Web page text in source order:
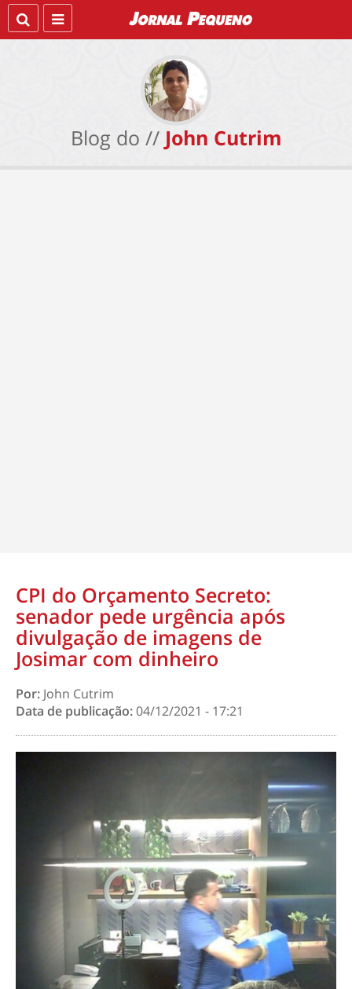
Blog do // John Cutrim
CPI do Orçamento Secreto:
senador pede urgência após
divulgação de imagens de
Josimar com dinheiro
Por: John Cutrim
Data de publicação:04/12/2021 - 17:21